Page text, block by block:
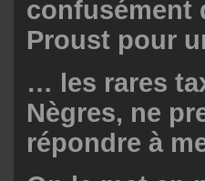
confusément
Proust pour
… les rares
Nègres, ne
répondre à